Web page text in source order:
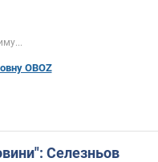
OBOZ
Селезньов